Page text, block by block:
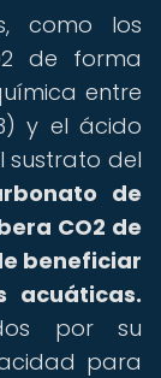
como los
de forma
entre
y el ácido
sustrato del
de
CO2 de
beneficiar
acuáticas.
por su
para